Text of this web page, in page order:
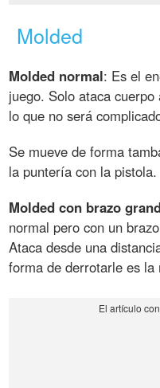
Molded
Molded normal: Es el
juego. Solo ataca
lo que no será
Se mueve de forma
la puntería con la pistola.
Molded con brazo
normal pero con un
Ataca desde una
forma de derrotarle es la